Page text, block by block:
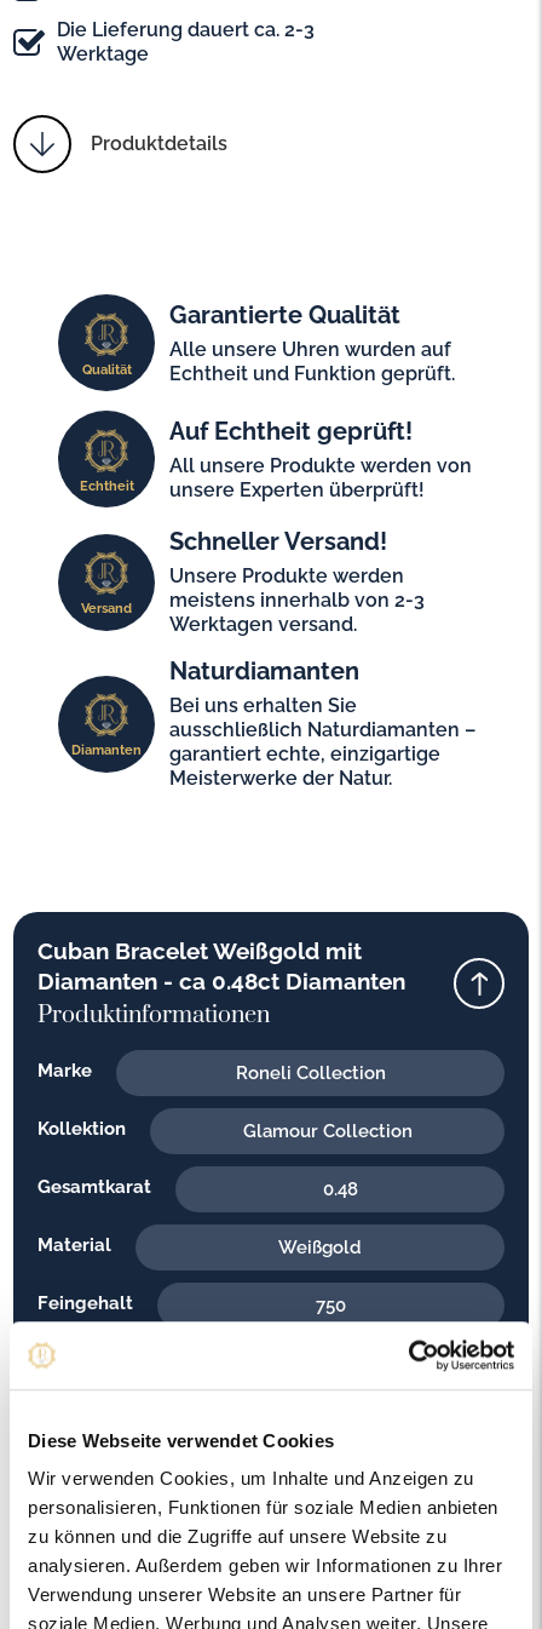
Diese Webseite verwendet Cookies
Wir verwenden Cookies, um Inhalte und Anzeigen zu
personalisieren, Funktionen für soziale Medien anbieten
zu können und die Zugriffe auf unsere Website zu
analysieren. Außerdem geben wir Informationen zu Ihrer
Verwendung unserer Website an unsere Partner für
soziale Medien, Werbung und Analysen weiter. Unsere
Die Lieferung dauert ca. 2-3
Werktage
Produktdetails
Qualität
Garantierte Qualität
Alle unsere Uhren wurden auf
Echtheit und Funktion geprüft.
Echtheit
Auf Echtheit geprüft!
All unsere Produkte werden von
unsere Experten überprüft!
Versand
Schneller Versand!
Unsere Produkte werden
meistens innerhalb von 2-3
Werktagen versand.
Diamanten
Naturdiamanten
Bei uns erhalten Sie
ausschließlich Naturdiamanten –
garantiert echte, einzigartige
Meisterwerke der Natur.
Cuban Bracelet Weißgold mit
Diamanten - ca 0.48ct Diamanten
Produktinformationen
Marke Roneli Collection
Kollektion Glamour Collection
Gesamtkarat 0.48
Material Weißgold
Feingehalt 750
Gewicht
Steinqualität VS2
Edelsteinfarbe Diamant
Artikelnummer 57232